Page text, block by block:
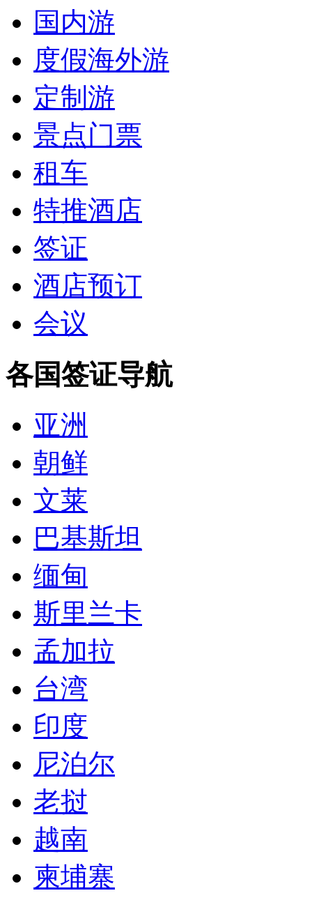
国内游
度假海外游
定制游
景点门票
租车
特推酒店
签证
酒店预订
会议
各国签证导航
亚洲
朝鲜
文莱
巴基斯坦
缅甸
斯里兰卡
孟加拉
台湾
印度
尼泊尔
老挝
越南
柬埔寨